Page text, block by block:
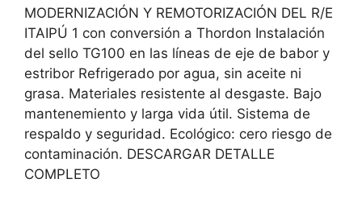
MODERNIZACIÓN Y REMOTORIZACIÓN DEL R/E
ITAIPÚ 1 con conversión a Thordon Instalación
del sello TG100 en las líneas de eje de babor y
estribor Refrigerado por agua, sin aceite ni
grasa. Materiales resistente al desgaste. Bajo
mantenemiento y larga vida útil. Sistema de
respaldo y seguridad. Ecológico: cero riesgo de
contaminación. DESCARGAR DETALLE
COMPLETO